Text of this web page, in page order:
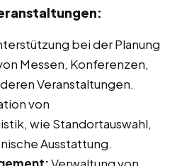
bei der Planung
Messen, Konferenzen,
Veranstaltungen.
von
wie Standortauswahl,
Ausstattung.